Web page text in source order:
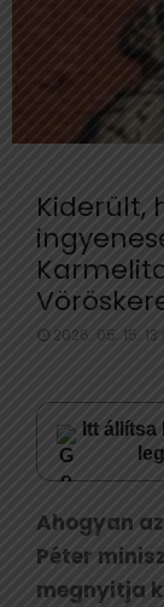
Kiderült,
2026. 05. 15.
Itt
Ahogyan
Péter
megnyitja